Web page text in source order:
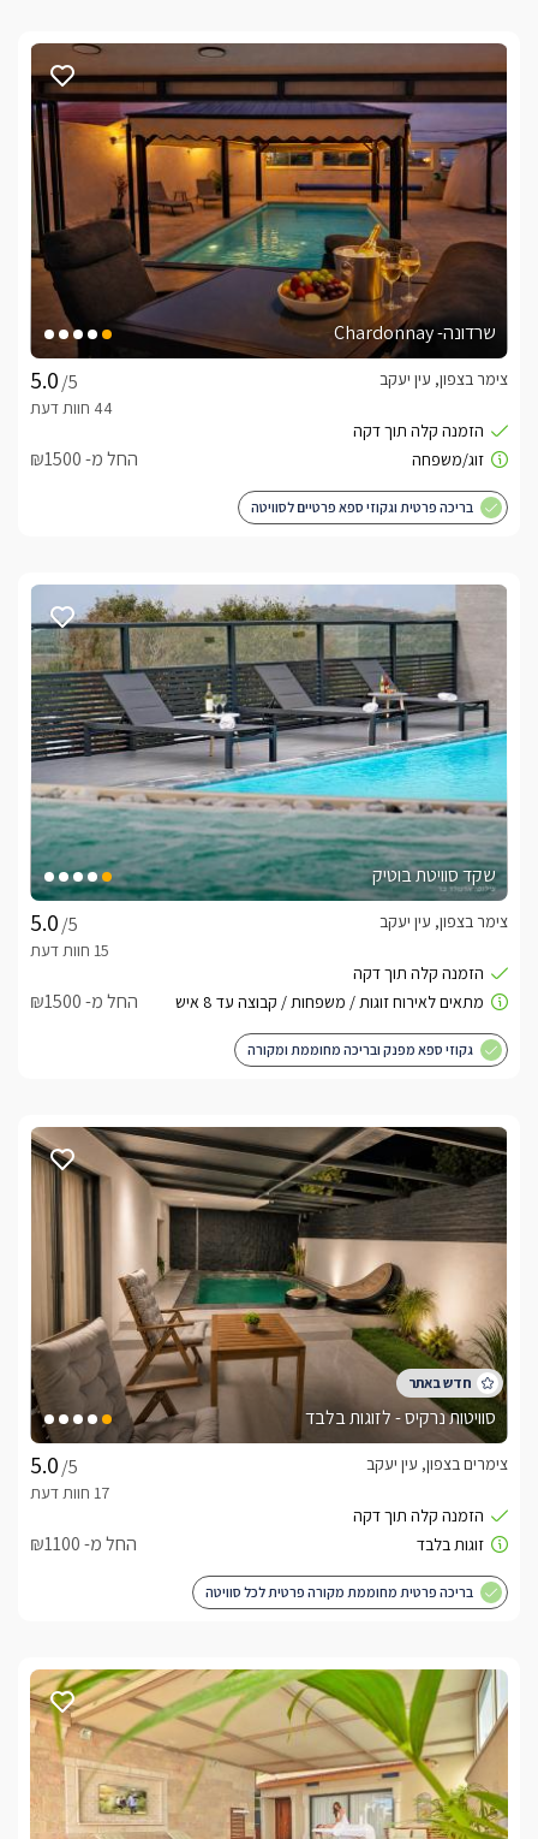
שרדונה- Chardonnay
/5
צימר בצפון, עין יעקב
החל מ- ₪1500
בריכה פרטית וגקוזי ספא פרטיים לסוויטה
שקד סוויטת בוטיק
/5
צימר בצפון, עין יעקב
החל מ- ₪1500
גקוזי ספא מפנק ובריכה מחוממת ומקורה
סוויטות נרקיס - לזוגות בלבד
/5
צימרים בצפון, עין יעקב
החל מ- ₪1100
בריכה פרטית מחוממת מקורה פרטית לכל סוויטה